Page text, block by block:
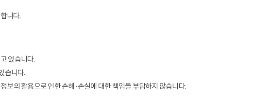
니다.
있습니다.
습니다.
보의 활용으로 인한 손해·손실에 대한 책임을 부담하지 않습니다.